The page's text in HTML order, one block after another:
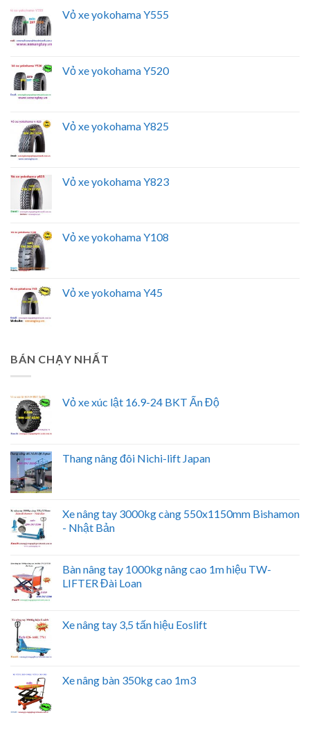
Vỏ xe yokohama Y555
Vỏ xe yokohama Y520
Vỏ xe yokohama Y825
Vỏ xe yokohama Y823
Vỏ xe yokohama Y108
Vỏ xe yokohama Y45
BÁN CHẠY NHẤT
Vỏ xe xúc lật 16.9-24 BKT Ấn Độ
Thang nâng đôi Nichi-lift Japan
Xe nâng tay 3000kg càng 550x1150mm Bishamon
- Nhật Bản
Bàn nâng tay 1000kg nâng cao 1m hiệu TW-
LIFTER Đài Loan
Xe nâng tay 3,5 tấn hiệu Eoslift
Xe nâng bàn 350kg cao 1m3